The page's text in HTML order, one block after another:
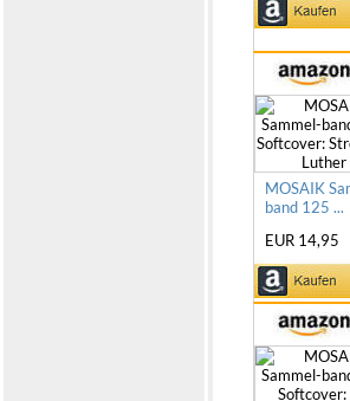
MOSAIK
band 125 ...
EUR 14,95